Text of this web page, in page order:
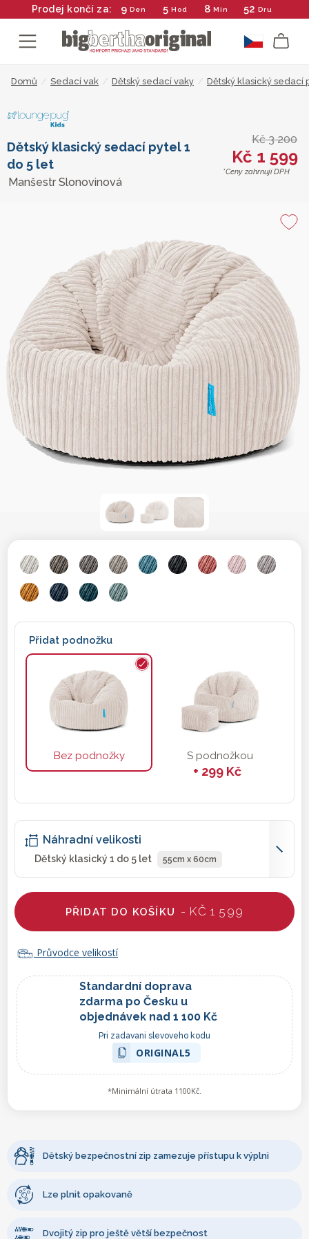
Prodej končí za: 9 Den 5 Hod 8 Min 52 Dru
Domů / Sedací vak / Dětský sedací vaky / Dětský klasický sedací
Dětský klasický sedací pytel 1
do 5 let
Manšestr Slonovinová
Kč 3 200
Kč 1 599
*Ceny zahrnují DPH
Přidat podnožku
Bez podnožky S podnožkou
+ 299 Kč
Náhradní velikosti
Dětský klasický 1 do 5 let 55cm x 60cm
PŘIDAT DO KOŠÍKU - KČ 1 599
Průvodce velikostí
Standardní doprava
zdarma po Česku u
objednávek nad 1 100 Kč
Pri zadavani slevoveho kodu
ORIGINAL5
*Minimální útrata 1100Kč.
Dětský bezpečnostní zip zamezuje přístupu k výplni
Lze plnit opakovaně
Dvojitý zip pro ještě větší bezpečnost